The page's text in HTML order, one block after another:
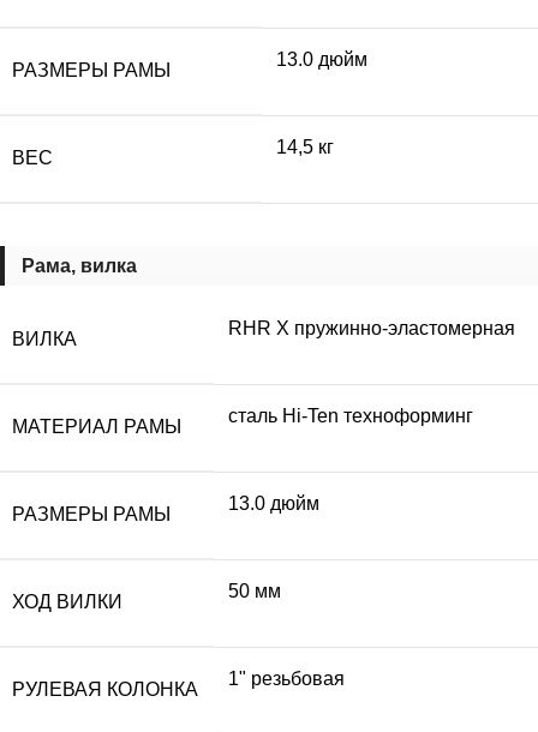
РАЗМЕРЫ РАМЫ
13.0 дюйм
ВЕС
14,5 кг
Рама, вилка
ВИЛКА
RHR X пружинно-эластомерная
МАТЕРИАЛ РАМЫ
сталь Hi-Ten техноформинг
РАЗМЕРЫ РАМЫ
13.0 дюйм
ХОД ВИЛКИ
50 мм
РУЛЕВАЯ КОЛОНКА
1" резьбовая